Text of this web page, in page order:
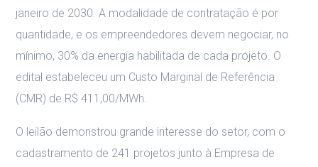
janeiro de 2030.A modalidade de contratação é por
quantidade, e os empreendedores devem negociar, no
mínimo, 30% da energia habilitada de cada projeto. O
edital estabeleceu um Custo Marginal de Referência
(CMR) de R$ 411,00/MWh.
O leilão demonstrou grande interesse do setor, com o
cadastramento de 241 projetos junto à Empresa de